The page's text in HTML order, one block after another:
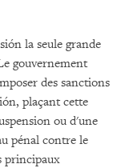
la seule grande
gouvernement
des sanctions
plaçant cette
ou d'une
pénal contre le
principaux